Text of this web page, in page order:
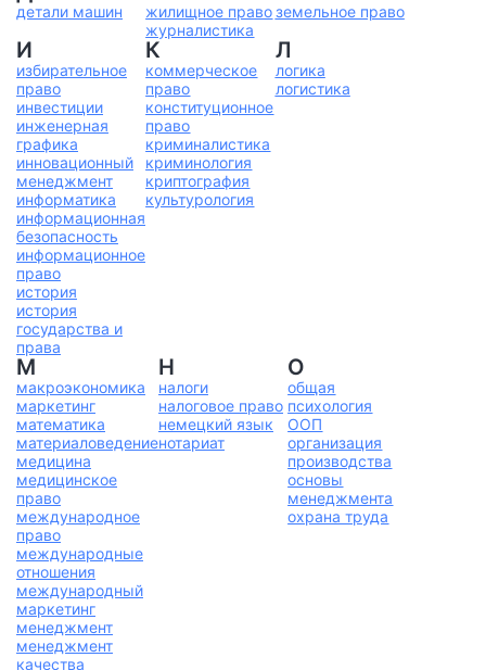
детали машин
жилищное право
журналистика
земельное право
И
избирательное
право
инвестиции
инженерная
графика
инновационный
менеджмент
информатика
информационная
безопасность
информационное
право
история
история
государства и
права
К
коммерческое
право
конституционное
право
криминалистика
криминология
криптография
культурология
Л
логика
логистика
М
макроэкономика
маркетинг
математика
материаловедение
медицина
медицинское
право
международное
право
международные
отношения
международный
маркетинг
менеджмент
менеджмент
качества
Н
налоги
налоговое право
немецкий язык
нотариат
О
общая
психология
ООП
организация
производства
основы
менеджмента
охрана труда